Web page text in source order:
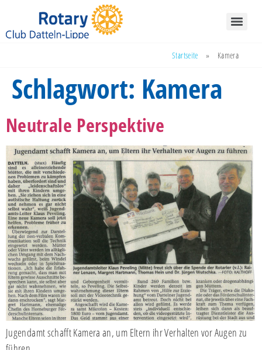
Startseite » Kamera
Schlagwort: Kamera
Neutrale Perspektive
Jugendamt schafft Kamera an, um Eltern ihr Verhalten vor Augen zu